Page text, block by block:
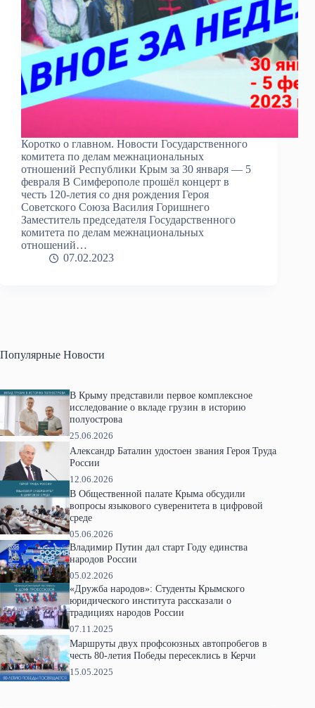
Коротко о главном. Новости Государственного
комитета по делам межнациональных
отношений Республики Крым за 30 января — 5
февраля В Симферополе прошёл концерт в
честь 120-летия со дня рождения Героя
Советского Союза Василия Горишнего
Заместитель председателя Государственного
комитета по делам межнациональных
отношений…
07.02.2023
Популярные Новости
В Крыму представили первое комплексное
исследование о вкладе грузин в историю
полуострова
25.06.2026
Александр Баталин удостоен звания Героя Труда
России
12.06.2026
В Общественной палате Крыма обсудили
вопросы языкового суверенитета в цифровой
среде
05.06.2026
Владимир Путин дал старт Году единства
народов России
05.02.2026
«Дружба народов»: Студенты Крымского
юридического института рассказали о
традициях народов России
07.11.2025
Маршруты двух профсоюзных автопробегов в
честь 80-летия Победы пересеклись в Керчи
15.05.2025